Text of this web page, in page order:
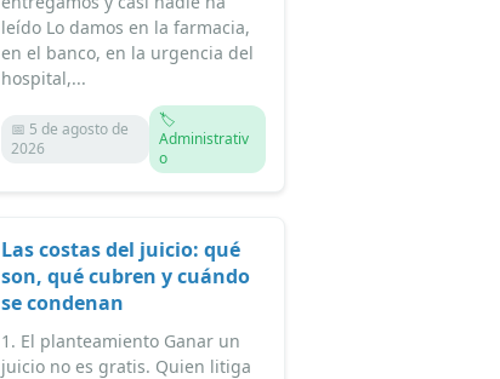
leído Lo damos en la farmacia,
en el banco, en la urgencia del
hospital,...
📅 5 de agosto de
2026
🏷️
Administrativ
o
Las costas del juicio: qué
son, qué cubren y cuándo
se condenan
1. El planteamiento Ganar un
juicio no es gratis. Quien litiga